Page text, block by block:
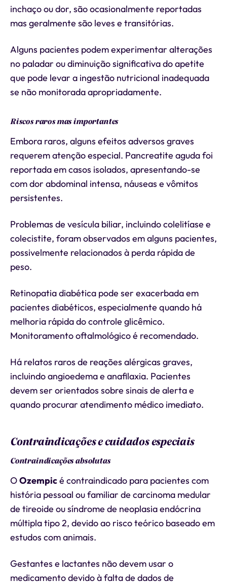
inchaço ou dor, são ocasionalmente reportadas
mas geralmente são leves e transitórias.
Alguns pacientes podem experimentar alterações
no paladar ou diminuição significativa do apetite
que pode levar a ingestão nutricional inadequada
se não monitorada apropriadamente.
Riscos raros mas importantes
Embora raros, alguns efeitos adversos graves
requerem atenção especial. Pancreatite aguda foi
reportada em casos isolados, apresentando-se
com dor abdominal intensa, náuseas e vômitos
persistentes.
Problemas de vesícula biliar, incluindo colelitíase e
colecistite, foram observados em alguns pacientes,
possivelmente relacionados à perda rápida de
peso.
Retinopatia diabética pode ser exacerbada em
pacientes diabéticos, especialmente quando há
melhoria rápida do controle glicêmico.
Monitoramento oftalmológico é recomendado.
Há relatos raros de reações alérgicas graves,
incluindo angioedema e anafilaxia. Pacientes
devem ser orientados sobre sinais de alerta e
quando procurar atendimento médico imediato.
Contraindicações e cuidados especiais
Contraindicações absolutas
OOzempicé contraindicado para pacientes com
história pessoal ou familiar de carcinoma medular
de tireoide ou síndrome de neoplasia endócrina
múltipla tipo 2, devido ao risco teórico baseado em
estudos com animais.
Gestantes e lactantes não devem usar o
medicamento devido à falta de dados de